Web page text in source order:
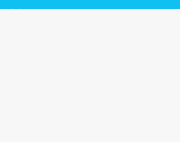
Alivia Onkomapa